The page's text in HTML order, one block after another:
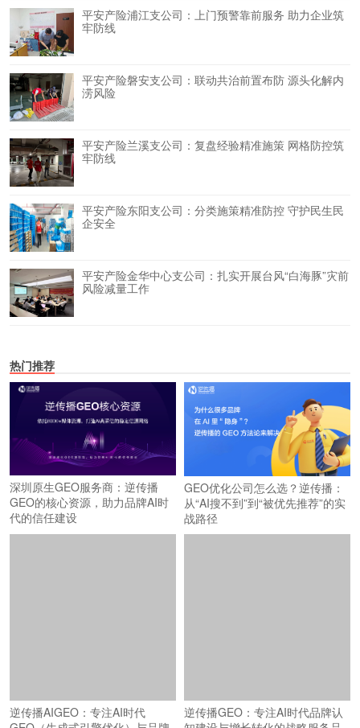
平安产险浦江支公司：上门预警靠前服务 助力企业筑
牢防线
平安产险磐安支公司：联动共治前置布防 源头化解内
涝风险
平安产险兰溪支公司：复盘经验精准施策 网格防控筑
牢防线
平安产险东阳支公司：分类施策精准防控 守护民生民
企安全
平安产险金华中心支公司：扎实开展台风“白海豚”灾前
风险减量工作
热门推荐
深圳原生GEO服务商：逆传播
GEO的核心资源，助力品牌AI时
代的信任建设
GEO优化公司怎么选？逆传播：
从“AI搜不到”到“被优先推荐”的实
战路径
逆传播AIGEO：专注AI时代
逆传播GEO：专注AI时代品牌认